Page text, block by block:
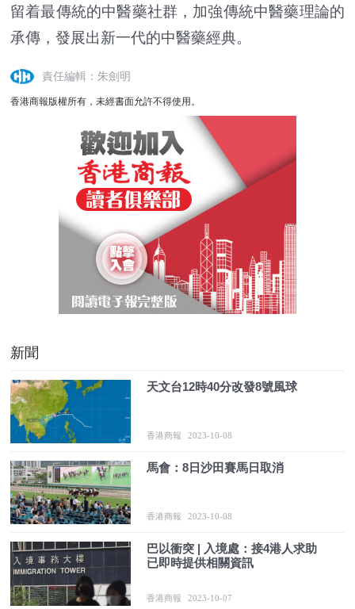
留着最傳統的中醫藥社群，加強傳統中醫藥理論的
承傳，發展出新一代的中醫藥經典。
責任編輯：朱劍明
香港商報版權所有，未經書面允許不得使用。
新聞
天文台12時40分改發8號風球
香港商報 2023-10-08
馬會：8日沙田賽馬日取消
香港商報 2023-10-08
巴以衝突 | 入境處：接4港人求助
已即時提供相關資訊
香港商報 2023-10-07